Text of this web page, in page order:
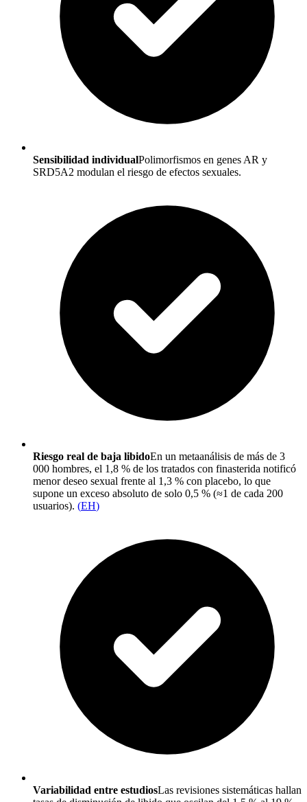
Sensibilidad individualPolimorfismos en genes AR y
SRD5A2 modulan el riesgo de efectos sexuales.
Riesgo real de baja libidoEn un metaanálisis de más de 3
000 hombres, el 1,8 % de los tratados con finasterida notificó
menor deseo sexual frente al 1,3 % con placebo, lo que
supone un exceso absoluto de solo 0,5 % (≈1 de cada 200
usuarios). (EH)
Variabilidad entre estudiosLas revisiones sistemáticas hallan